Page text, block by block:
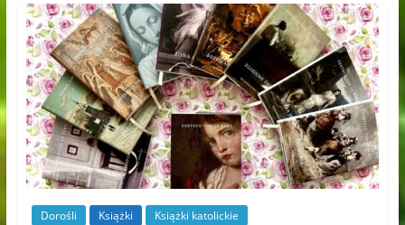
Dorośli Książki Książki katolickie